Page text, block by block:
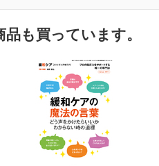
も買っています。